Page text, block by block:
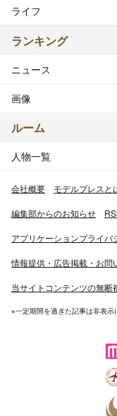
ライフ
ランキング
ニュース
画像
ルーム
人物一覧
会社概要 モデルプレスと
編集部からのお知らせ
アプリケーションプライバ
情報提供・広告掲載・お問
当サイトコンテンツの無
※一定期間を過ぎた記事は非表